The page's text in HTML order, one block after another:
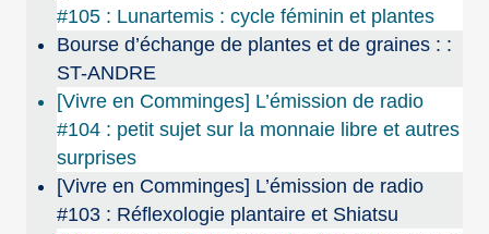
#105 : Lunartemis : cycle féminin et plantes
Bourse d’échange de plantes et de graines : :
ST-ANDRE
[Vivre en Comminges] L’émission de radio
#104 : petit sujet sur la monnaie libre et autres
surprises
[Vivre en Comminges] L’émission de radio
#103 : Réflexologie plantaire et Shiatsu